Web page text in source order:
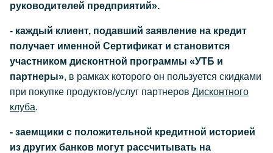
руководителей предприятий».
- каждый клиент, подавший заявление на кредит
получает именной Сертификат и становится
участником дисконтной программы «УТБ и
партнеры», в рамках которого он пользуется скидками
при покупке продуктов/услуг партнеров Дисконтного
клуба.
- заемщики с положительной кредитной историей
из других банков могут рассчитывать на